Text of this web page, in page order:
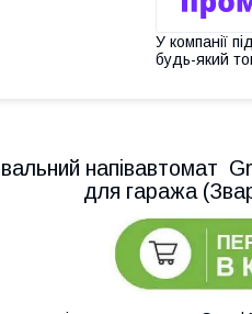
У компанії
будь-який
напівавтомат
для гаража